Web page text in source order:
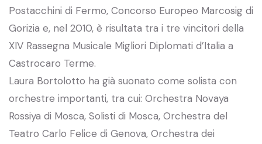
Postacchini di Fermo, Concorso Europeo Marcosig di
Gorizia e, nel 2010, è risultata tra i tre vincitori della
XIV Rassegna Musicale Migliori Diplomati d’Italia a
Castrocaro Terme.
Laura Bortolotto ha già suonato come solista con
orchestre importanti, tra cui: Orchestra Novaya
Rossiya di Mosca, Solisti di Mosca, Orchestra del
Teatro Carlo Felice di Genova, Orchestra dei